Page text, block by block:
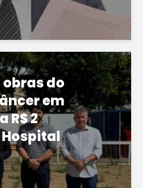
obras do
em
R$ 2